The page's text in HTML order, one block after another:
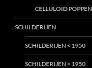
CELLULOID POPPEN
SCHILDERIJEN
SCHILDERIJEN < 1950
SCHILDERIJEN > 1950